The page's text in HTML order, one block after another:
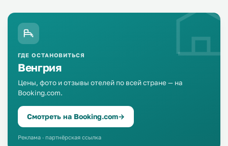
ГДЕ ОСТАНОВИТЬСЯ
Венгрия
Цены, фото и отзывы отелей по всей стране — на
Booking.com.
Смотреть на Booking.com→
Реклама · партнёрская ссылка